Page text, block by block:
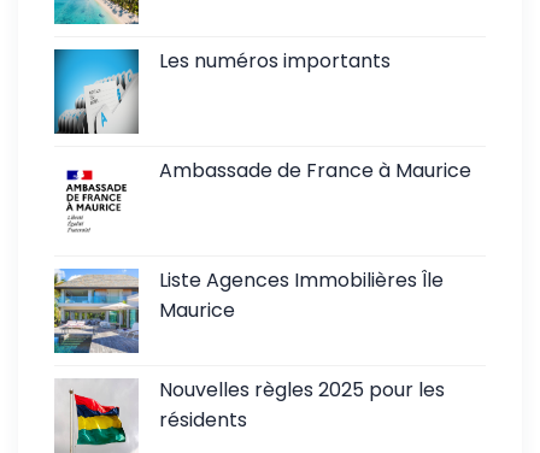
Les numéros importants
Ambassade de France à Maurice
Liste Agences Immobilières Île
Maurice
Nouvelles règles 2025 pour les
résidents